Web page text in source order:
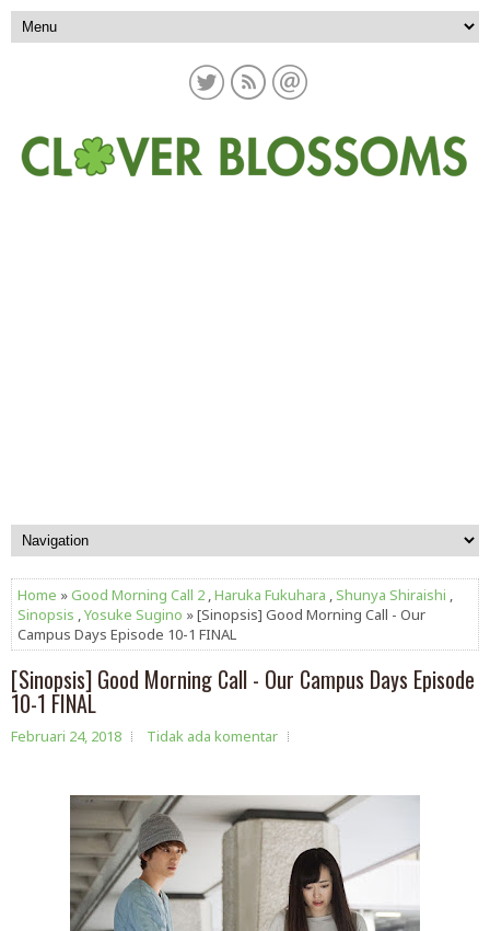
Home »Good Morning Call 2 ,Haruka Fukuhara , Shunya Shiraishi ,
Sinopsis ,Yosuke Sugino » [Sinopsis] Good Morning Call - Our
Campus Days Episode 10-1 FINAL
[Sinopsis] Good Morning Call - Our Campus Days Episode
10-1 FINAL
Februari 24, 2018 Tidak ada komentar